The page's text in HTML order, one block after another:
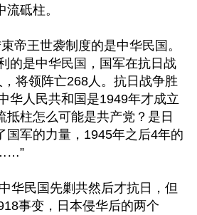
砥柱。
帝王世袭制度的是中华民国。
的是中华民国，国军在抗日战
将领阵亡268人。抗日战争胜
华人民共和国是1949年才成立
抵柱怎么可能是共产党？是日
国军的力量，1945年之后4年的
华民国先剿共然后才抗日，但
事变，日本侵华后的两个